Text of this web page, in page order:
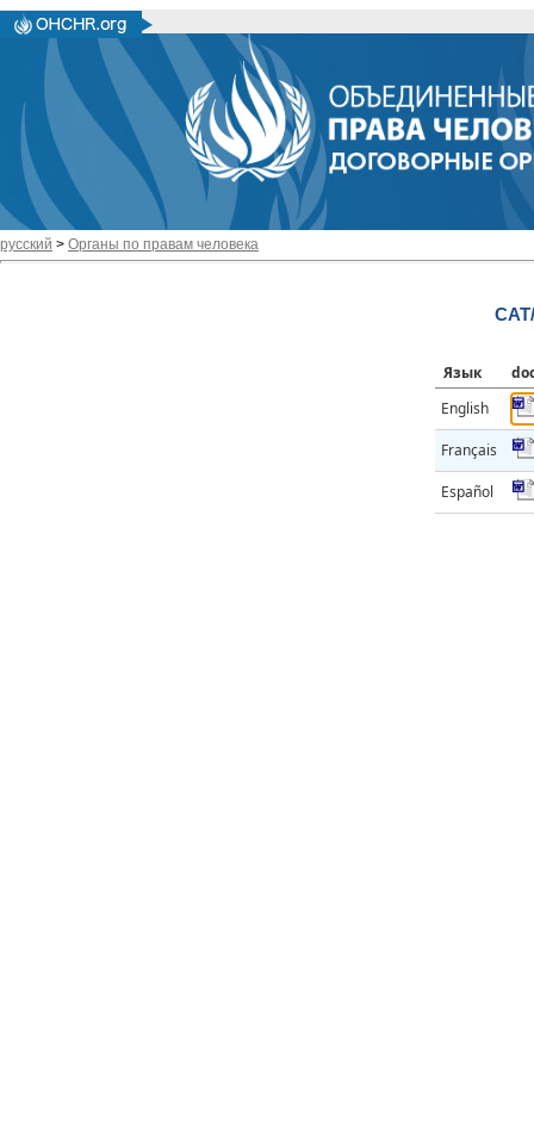
русский > Органы по правам человека
Язык
English
Français
Español